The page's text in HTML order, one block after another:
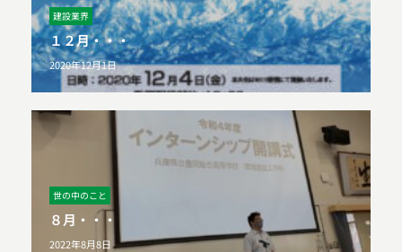
建設業界
１２月・・・
2020年12月1日
世の中のこと
８月・・・
2022年8月8日